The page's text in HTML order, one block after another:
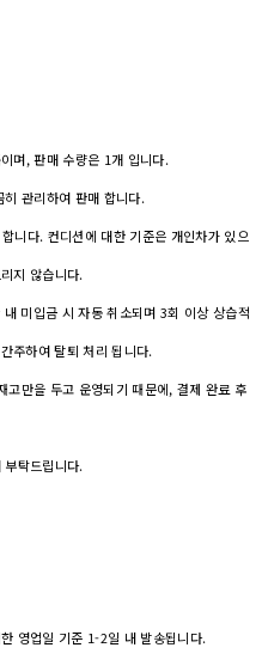
며, 판매 수량은 1개 입니다.
관리하여 판매 합니다.
니다. 컨디션에 대한 기준은 개인차가 있으
지 않습니다.
미입금 시 자동 취소되며 3회 이상 상습적
주하여 탈퇴 처리 됩니다.
고만을 두고 운영되기 때문에, 결제 완료 후
탁드립니다.
영업일 기준 1-2일 내 발송됩니다.